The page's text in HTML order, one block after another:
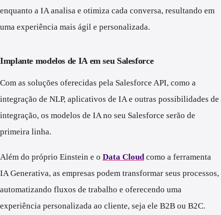
enquanto a IA analisa e otimiza cada conversa, resultando em
uma experiência mais ágil e personalizada.
Implante modelos de IA em seu Salesforce
Com as soluções oferecidas pela Salesforce API, como a
integração de NLP, aplicativos de IA e outras possibilidades de
integração, os modelos de IA no seu Salesforce serão de
primeira linha.
Além do próprio Einstein e o Data Cloudcomo a ferramenta
IA Generativa, as empresas podem transformar seus processos,
automatizando fluxos de trabalho e oferecendo uma
experiência personalizada ao cliente, seja ele B2B ou B2C.